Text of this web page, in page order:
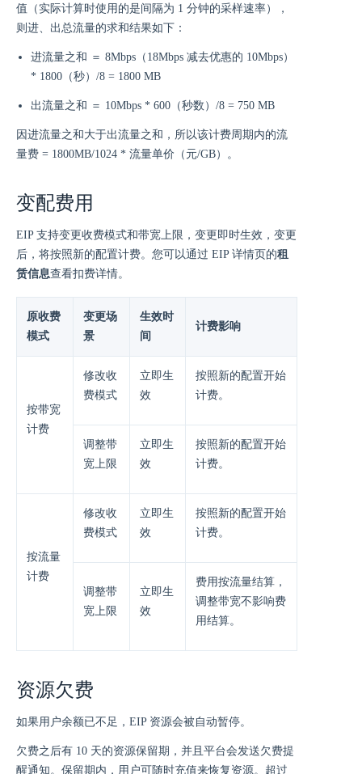
值（实际计算时使用的是间隔为 1 分钟的采样速率），
则进、出总流量的求和结果如下：
进流量之和 ＝ 8Mbps（18Mbps 减去优惠的 10Mbps）
* 1800（秒）/8 = 1800 MB
出流量之和 ＝ 10Mbps * 600（秒数）/8 = 750 MB
因进流量之和大于出流量之和，所以该计费周期内的流
量费 = 1800MB/1024 * 流量单价（元/GB）。
变配费用
EIP 支持变更收费模式和带宽上限，变更即时生效，变更
后，将按照新的配置计费。您可以通过 EIP 详情页的租
赁信息查看扣费详情。
原收费
模式
变更场
景
生效时
间
计费影响
按带宽
计费
修改收
费模式
立即生
效
按照新的配置开始
计费。
调整带
宽上限
立即生
效
按照新的配置开始
计费。
按流量
计费
修改收
费模式
立即生
效
按照新的配置开始
计费。
调整带
宽上限
立即生
效
费用按流量结算，
调整带宽不影响费
用结算。
资源欠费
如果用户余额已不足，EIP 资源会被自动暂停。
欠费之后有 10 天的资源保留期，并且平台会发送欠费提
醒通知。保留期内，用户可随时充值来恢复资源。超过